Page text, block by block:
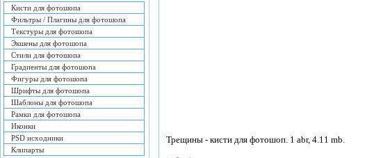
Кисти для фотошопа
Фильтры / Плагины для фотошопа
Текстуры для фотошопа
Экшены для фотошопа
Стили для фотошопа
Градиенты для фотошопа
Фигуры для фотошопа
Шрифты для фотошопа
Шаблоны для фотошопа
Рамки для фотошопа
Иконки
PSD исходники
Клипарты
Трещины - кисти для фотошоп. 1 abr, 4.11 mb.